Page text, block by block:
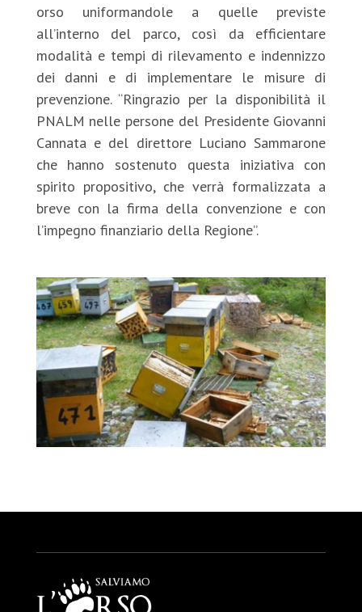
orso uniformandole a quelle previste
all’interno del parco, così da efficientare
modalità e tempi di rilevamento e indennizzo
dei danni e di implementare le misure di
prevenzione. “Ringrazio per la disponibilità il
PNALM nelle persone del Presidente Giovanni
Cannata e del direttore Luciano Sammarone
che hanno sostenuto questa iniziativa con
spirito propositivo, che verrà formalizzata a
breve con la firma della convenzione e con
l’impegno finanziario della Regione”.